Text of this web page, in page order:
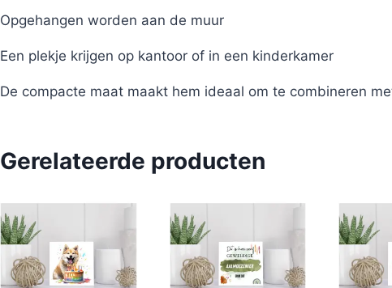
Opgehangen worden aan de muur
Een plekje krijgen op kantoor of in een kinderkamer
De compacte maat maakt hem ideaal om te combineren
Gerelateerde producten